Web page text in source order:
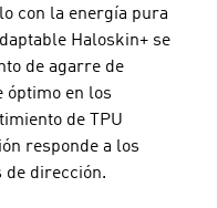
con la energía pura
Haloskin+ se
de agarre de
óptimo en los
de TPU
responde a los
de dirección.